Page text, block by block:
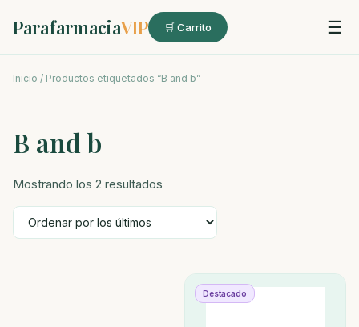
ParafarmaciaVIP 🛒 Carrito ☰
Inicio / Productos etiquetados “B and b”
B and b
Mostrando los 2 resultados
por
últimos
Destacado